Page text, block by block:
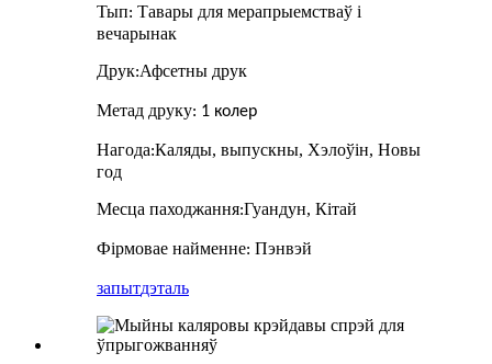
Тып: Тавары для мерапрыемстваў і
вечарынак
Друк:Афсетны друк
Метад друку: 1 колер
Нагода:Каляды, выпускны, Хэлоўін, Новы
год
Месца паходжання:Гуандун, Кітай
Фірмовае найменне: Пэнвэй
запытдэталь